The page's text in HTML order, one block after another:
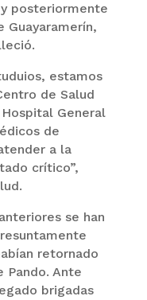
y posteriormente
estamos
de Salud
General
de
a la
crítico”,
se han
retornado
Ante
brigadas